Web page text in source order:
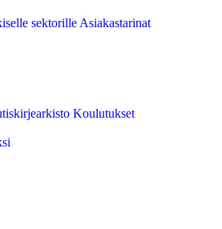
sektorille Asiakastarinat
Koulutukset